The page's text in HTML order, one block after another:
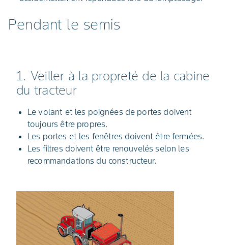
Pendant le semis
1. Veiller à la propreté de la cabine
du tracteur
Le volant et les poignées de portes doivent
toujours être propres.
Les portes et les fenêtres doivent être fermées.
Les filtres doivent être renouvelés selon les
recommandations du constructeur.